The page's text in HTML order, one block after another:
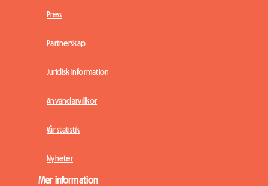
Press
Partnerskap
Juridisk information
Användarvillkor
Vår statistik
Nyheter
Mer information